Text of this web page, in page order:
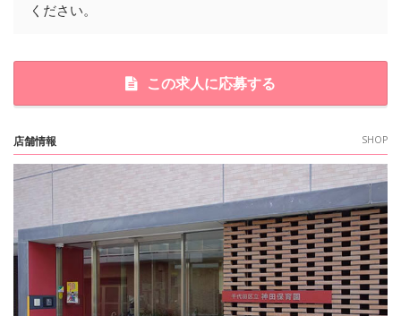
ください。
この求人に応募する
店舗情報 SHOP